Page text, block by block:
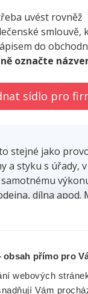
obsah přímo pro
webových
Vám
uvést rovněž
smlouvě,
do
označte
sídlo pro
stejné jako
a styku s úřady,
dílna apod.
nemusí.
SE